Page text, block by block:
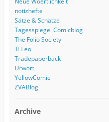
notizhefte
Sätze & Schätze
Tagesspiegel Comicblog
The Folio Society
Ti Leo
Tradepaperback
Urwort
YellowComic
ZVABlog
Archive